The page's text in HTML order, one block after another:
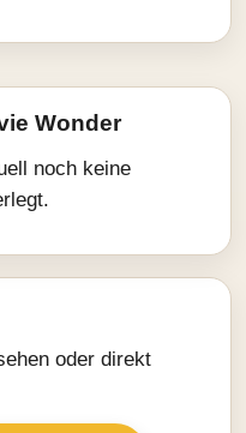
Wonder
noch keine
oder direkt